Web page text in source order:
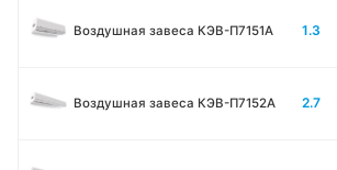
Воздушная завеса КЭВ-П7151A 1.3
Воздушная завеса КЭВ-П7152A 2.7